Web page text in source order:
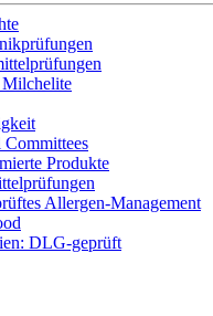
Committees
Produkte
Allergen-Management
DLG-geprüft